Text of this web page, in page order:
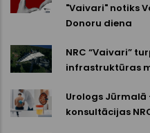
"Vaivari" notiks
Donoru diena
NRC “Vaivari”
infrastruktūras
Urologs
konsultācijas